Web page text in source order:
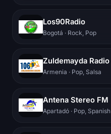
Los90Radio
Bogotá · Rock, Pop
Zuldemayda Radio
Armenia · Pop, Salsa
Antena Stereo FM
Apartadó · Pop, Spanish